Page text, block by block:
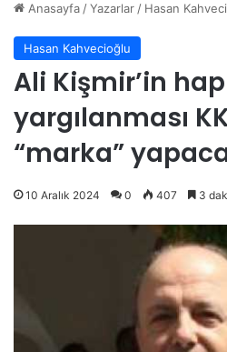
Anasayfa /Yazarlar / Hasan
Hasan Kahvecioğlu
Ali Kişmir’in
yargılanması
“marka”
10 Aralık 2024 0 407 3